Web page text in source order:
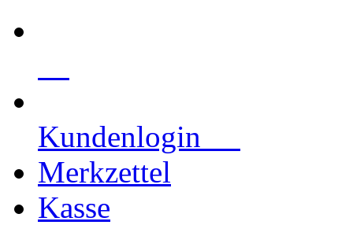
Kundenlogin
Merkzettel
Kasse